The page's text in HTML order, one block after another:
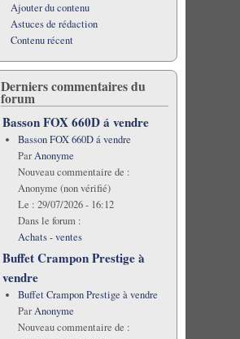
Ajouter du contenu
Astuces de rédaction
Contenu récent
Derniers commentaires du
forum
Basson FOX 660D á vendre
Basson FOX 660D á vendre
ParAnonyme
Nouveau commentaire de :
Anonyme (non vérifié)
Le : 29/07/2026 - 16:12
Dans le forum :
Achats - ventes
Buffet Crampon Prestige à
vendre
Buffet Crampon Prestige à vendre
ParAnonyme
Nouveau commentaire de :